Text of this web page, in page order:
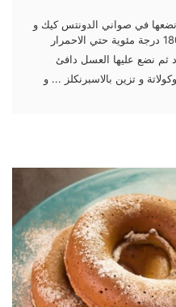
في صواني الدونتس كيك و
ثم نضع عليها العسل دافئ
و تزين بالاسبرنكلز ... و